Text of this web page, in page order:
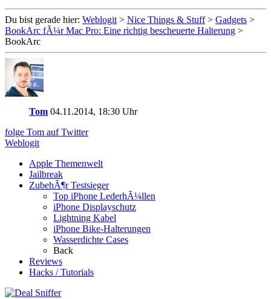
Du bist gerade hier: Weblogit > Nice Things & Stuff> Gadgets >
BookArc fÃ¼r Mac Pro: Eine richtig bescheuerte Halterung >
BookArc
Tom 04.11.2014, 18:30 Uhr
folge Tom auf Twitter
Weblogit
Apple Themenwelt
Jailbreak
ZubehÃ¶r Testsieger
Top iPhone LederhÃ¼llen
iPhone Displayschutz
Lightning Kabel
iPhone Bike-Halterungen
Wasserdichte Cases
Back
Reviews
Hacks / Tutorials